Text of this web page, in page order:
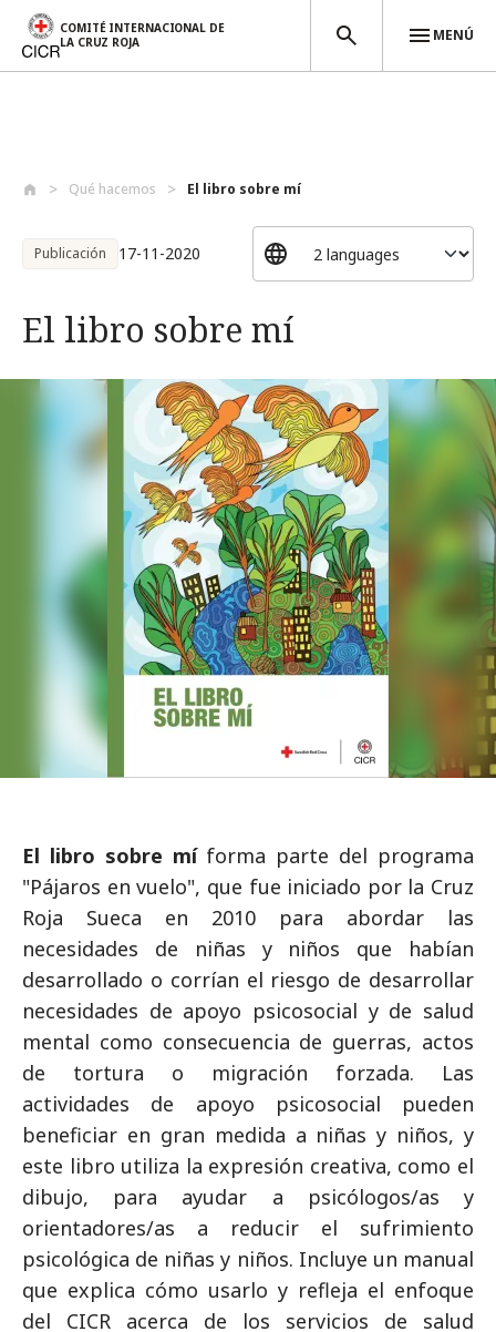
COMITÉ INTERNACIONAL DE
LA CRUZ ROJA
MENÚ
Qué hacemos El libro sobre mí
Publicación 17-11-2020
El libro sobre mí
El libro sobre míforma parte del programa
"Pájaros en vuelo", que fue iniciado por la Cruz
Roja Sueca en 2010 para abordar las
necesidades de niñas y niños que habían
desarrollado o corrían el riesgo de desarrollar
necesidades de apoyo psicosocial y de salud
mental como consecuencia de guerras, actos
de tortura o migración forzada. Las
actividades de apoyo psicosocial pueden
beneficiar en gran medida a niñas y niños, y
este libro utiliza la expresión creativa, como el
dibujo, para ayudar a psicólogos/as y
orientadores/as a reducir el sufrimiento
psicológica de niñas y niños. Incluye un manual
que explica cómo usarlo y refleja el enfoque
del CICR acerca de los servicios de salud